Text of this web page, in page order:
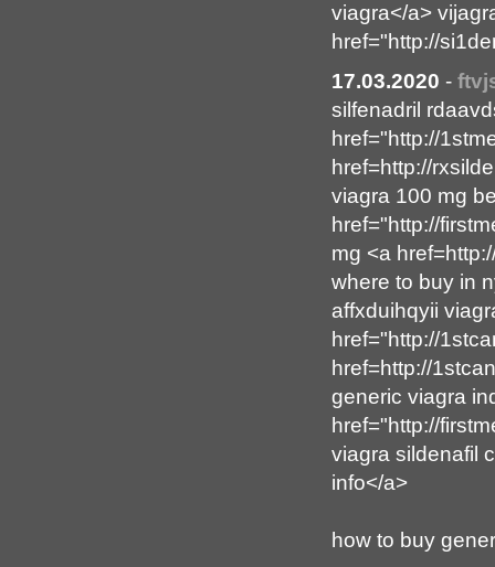
viagra</a>
href="http://
17.03.2020 -
silfenadril
href="http://
href=http://
viagra 100 mg
href="http://
mg <a
where to buy in
affxduihqyii
href="http://
href=http://
generic viagra
href="http://
viagra sildenafil
info</a>
how to buy